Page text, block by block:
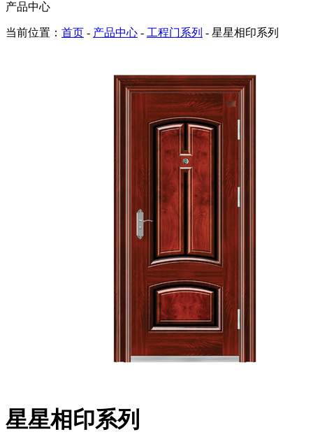
产品中心
当前位置： 首页 - 产品中心 - 工程门系列 - 星星相印系列
星星相印系列